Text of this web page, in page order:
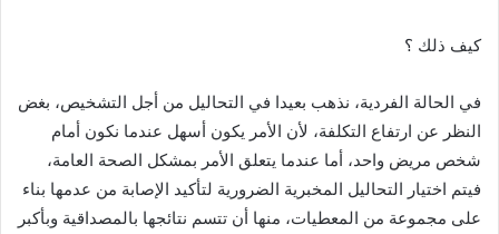
كيف ذلك ؟
في الحالة الفردية، نذهب بعيدا في التحاليل من أجل التشخيص، بغض
النظر عن ارتفاع التكلفة، لأن الأمر يكون أسهل عندما نكون أمام
شخص مريض واحد، أما عندما يتعلق الأمر بمشكل الصحة العامة،
فيتم اختيار التحاليل المخبرية الضرورية لتأكيد الإصابة من عدمها بناء
على مجموعة من المعطيات، منها أن تتسم نتائجها بالمصداقية وبأكبر